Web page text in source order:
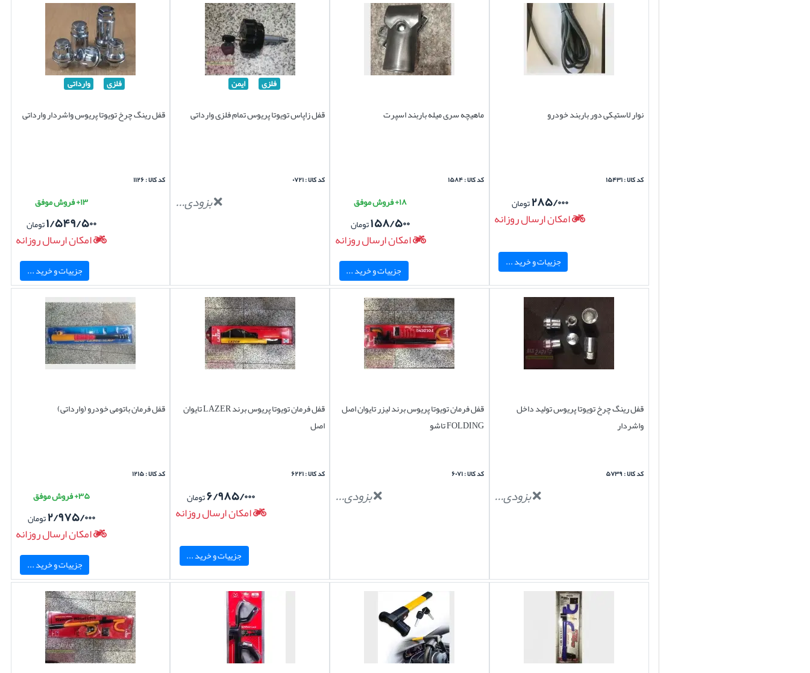
نوار لاستیکی دور باربند خودرو
کد کالا : ۱۵۴۳۱
۲۸۵/۰۰۰تومان
امکان ارسال روزانه
جزییات و خرید ...
ماهیچه سری میله باربند اسپرت
کد کالا : ۱۵۸۴
۱۸+ فروش موفق
۱۵۸/۵۰۰تومان
امکان ارسال روزانه
جزییات و خرید ...
فلزی ایمن
قفل زاپاس تویوتا پریوس تمام فلزی وارداتی
کد کالا : ۰۷۲۱
بزودی...
فلزی وارداتی
قفل رینگ چرخ تویوتا پریوس واشردار وارداتی
کد کالا : ۱۱۲۶
۱۳+ فروش موفق
۱/۵۴۹/۵۰۰تومان
امکان ارسال روزانه
جزییات و خرید ...
قفل رینگ چرخ تویوتا پریوس تولید داخل
واشردار
کد کالا : ۵۷۳۹
بزودی...
قفل فرمان تویوتا پریوس برند لیزر تایوان اصل
FOLDING تاشو
کد کالا : ۶۰۷۱
بزودی...
قفل فرمان تویوتا پریوس برند LAZER تایوان
اصل
کد کالا : ۶۲۲۱
۶/۹۸۵/۰۰۰تومان
امکان ارسال روزانه
جزییات و خرید ...
قفل فرمان باتومی خودرو (وارداتی)
کد کالا : ۱۲۱۵
۳۵+ فروش موفق
۲/۹۷۵/۰۰۰تومان
امکان ارسال روزانه
جزییات و خرید ...